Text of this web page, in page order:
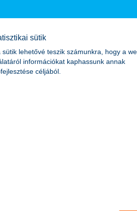
- többek között erre jutott a K&H friss
sütik
sütik lehetővé teszik számunkra, hogy a
információkat kaphassunk annak
céljából.